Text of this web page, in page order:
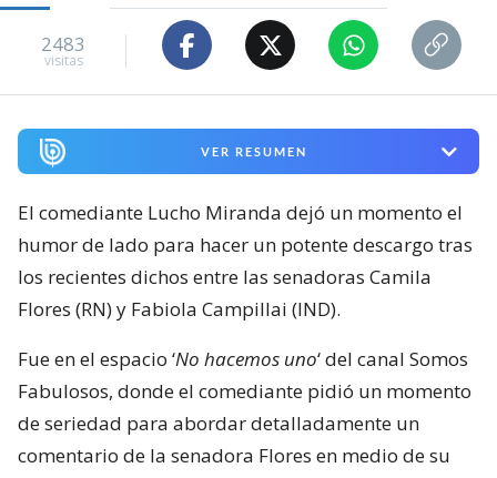
2483
visitas
VER RESUMEN
El comediante Lucho Miranda dejó un momento el
humor de lado para hacer un potente descargo tras
los recientes dichos entre las senadoras Camila
Flores (RN) y Fabiola Campillai (IND).
Fue en el espacio ‘No hacemos uno‘ del canal Somos
Fabulosos, donde el comediante pidió un momento
de seriedad para abordar detalladamente un
comentario de la senadora Flores en medio de su